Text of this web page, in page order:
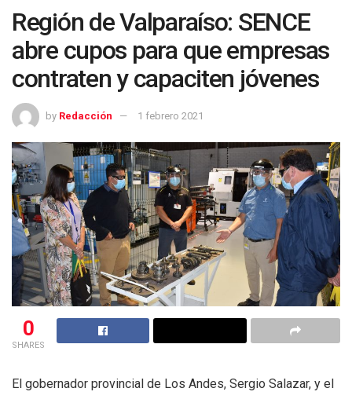
Región de Valparaíso: SENCE
abre cupos para que empresas
contraten y capaciten jóvenes
by Redacción 1 febrero 2021
0
SHARES
El gobernador provincial de Los Andes, Sergio Salazar, y el